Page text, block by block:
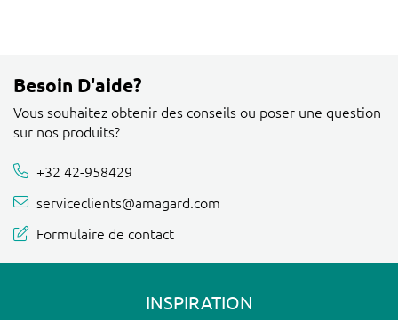
Besoin D'aide?
Vous souhaitez obtenir des conseils ou poser une question
sur nos produits?
+32 42-958429
serviceclients@amagard.com
Formulaire de contact
INSPIRATION